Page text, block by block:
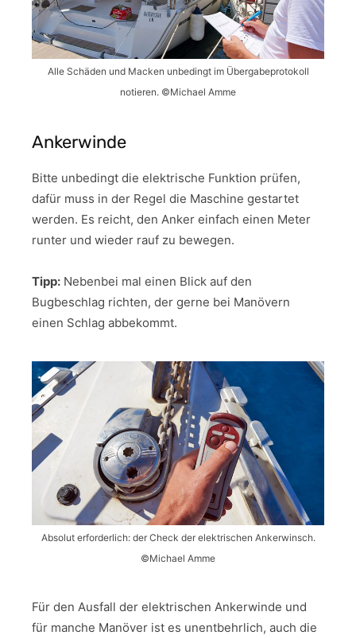
Alle Schäden und Macken unbedingt im Übergabeprotokoll
notieren. ©Michael Amme
Ankerwinde
Bitte unbedingt die elektrische Funktion prüfen,
dafür muss in der Regel die Maschine gestartet
werden. Es reicht, den Anker einfach einen Meter
runter und wieder rauf zu bewegen.
Tipp: Nebenbei mal einen Blick auf den
Bugbeschlag richten, der gerne bei Manövern
einen Schlag abbekommt.
Absolut erforderlich: der Check der elektrischen Ankerwinsch.
©Michael Amme
Für den Ausfall der elektrischen Ankerwinde und
für manche Manöver ist es unentbehrlich, auch die